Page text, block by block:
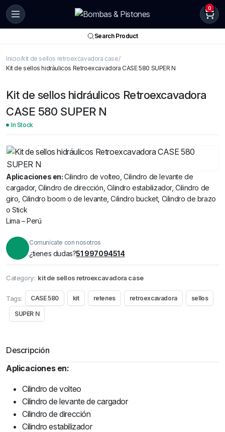
0
Search Product
Inicio kit de sellos retroexcavadora case
Kit de sellos hidráulicos Retroexcavadora CASE 580 SUPER N
Kit de sellos hidráulicos Retroexcavadora
CASE 580 SUPER N
In Stock
Aplicaciones en:Cilindro de volteo, Cilindro de levante de
cargador, Cilindro de dirección, Cilindro estabilizador, Cilindro de
giro, Cilindro boom o de levante, Cilindro bucket, Cilindro de brazo
o Stick
Lima – Perú
Comunícate con nosotros
¿tienes dudas?51 997094514
Category: kit de sellos retroexcavadora case
Tags: CASE 580 kit retenes retroexcavadora sellos
SUPER N
Descripción
Aplicaciones en:
Cilindro de volteo
Cilindro de levante de cargador
Cilindro de dirección
Cilindro estabilizador